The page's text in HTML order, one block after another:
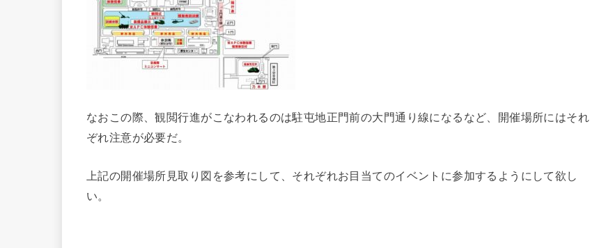
なおこの際、観閲行進がこなわれるのは駐屯地正門前の大門通り線になるなど、開催場所にはそれ
ぞれ注意が必要だ。
上記の開催場所見取り図を参考にして、それぞれお目当てのイベントに参加するようにして欲し
い。